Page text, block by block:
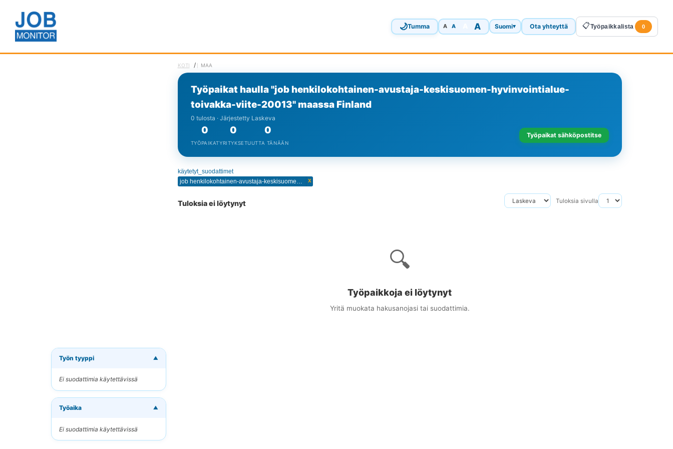
🌙Tumma A A A Suomi▾ Ota yhteyttä 📋Työpaikkalista 0
KOTI / MAA
Työpaikat haulla "job henkilokohtainen-avustaja-keskisuomen-hyvinvointialue-
toivakka-viite-20013" maassa Finland
0 tulosta · Järjestetty Laskeva
0
TYÖPAIKAT
0
YRITYKSET
0
UUTTA TÄNÄÄN
Työpaikat sähköpostitse
käytetyt_suodattimet
x
Tuloksia ei löytynyt Tuloksia sivulla
🔍
Työpaikkoja ei löytynyt
Yritä muokata hakusanojasi tai suodattimia.
Työn tyyppi ▼
Ei suodattimia käytettävissä
Työaika ▼
Ei suodattimia käytettävissä